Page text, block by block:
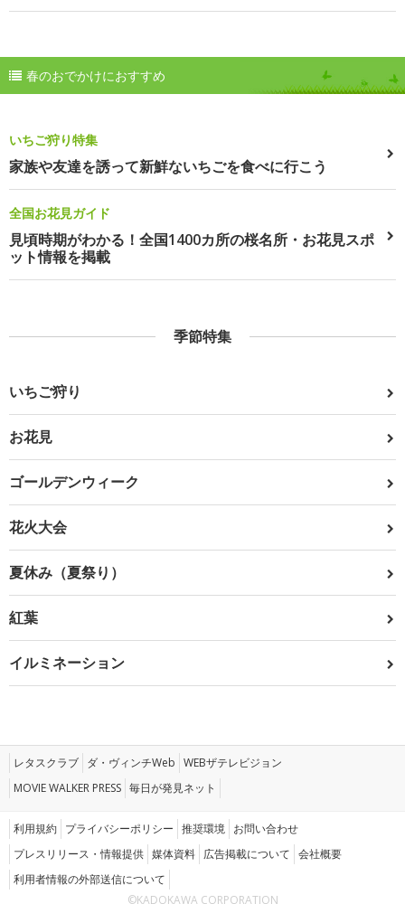
春のおでかけにおすすめ
いちご狩り特集
家族や友達を誘って新鮮ないちごを食べに行こう
全国お花見ガイド
見頃時期がわかる！全国1400カ所の桜名所・お花見スポ
ット情報を掲載
季節特集
いちご狩り
お花見
ゴールデンウィーク
花火大会
夏休み（夏祭り）
紅葉
イルミネーション
レタスクラブ ダ・ヴィンチWeb WEBザテレビジョン
MOVIE WALKER PRESS 毎日が発見ネット
利用規約 プライバシーポリシー 推奨環境 お問い合わせ
プレスリリース・情報提供 媒体資料 広告掲載について 会社概要
利用者情報の外部送信について
©KADOKAWA CORPORATION